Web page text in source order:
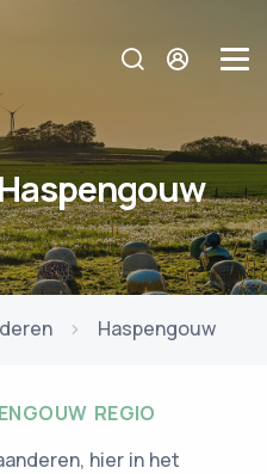
Haspengouw
REGIO
hier in het